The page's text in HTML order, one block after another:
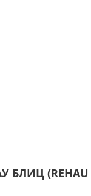
БЛИЦ (REHAU